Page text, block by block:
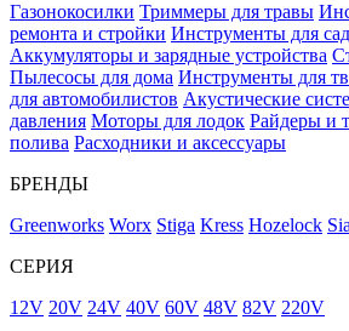
Газонокосилки Триммеры для травы
ремонта и стройки Инструменты для
Аккумуляторы и зарядные устройства
Пылесосы для дома Инструменты для
для автомобилистов Акустические
давления Моторы для лодок Райдеры и
полива Расходники и аксессуары
БРЕНДЫ
Greenworks Worx Stiga Kress Hozelock
СЕРИЯ
12V 20V 24V 40V 60V 48V 82V 220V